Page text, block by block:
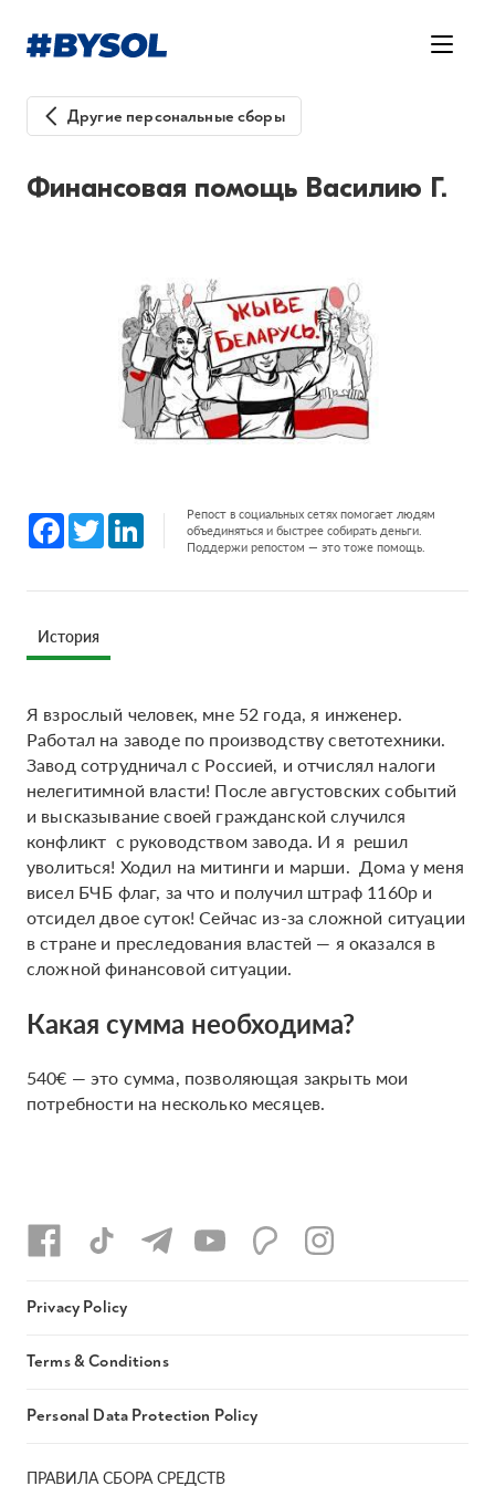
Другие персональные сборы
Финансовая помощь Василию Г.
Facebook
Twitter LinkedInРепост в социальных сетях помогает людям
объединяться и быстрее собирать деньги.
Поддержи репостом — это тоже помощь.
История
Я взрослый человек, мне 52 года, я инженер.
Работал на заводе по производству светотехники.
Завод сотрудничал с Россией, и отчислял налоги
нелегитимной власти! После августовских событий
и высказывание своей гражданской случился
конфликт с руководством завода. И я решил
уволиться! Ходил на митинги и марши. Дома у меня
висел БЧБ флаг, за что и получил штраф 1160р и
отсидел двое суток! Сейчас из-за сложной ситуации
в стране и преследования властей — я оказался в
сложной финансовой ситуации.
Какая сумма необходима?
540€ — это сумма, позволяющая закрыть мои
потребности на несколько месяцев.
ПРАВИЛА СБОРА СРЕДСТВ
Privacy Policy
Terms & Conditions
Personal Data Protection Policy